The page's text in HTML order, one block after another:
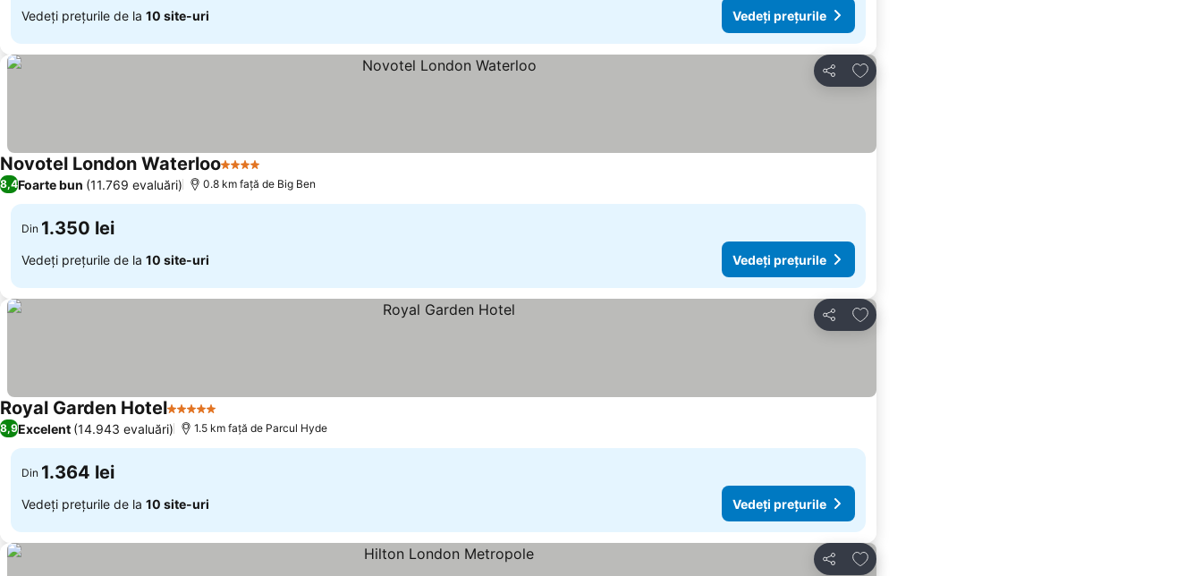
Vedeți prețurile de la 10 site-uri Vedeți prețurile
Distribuiți
Adăugaţi la favorite
Novotel London Waterloo4 Stele
8,4Foarte bun (11.769 evaluări) 0.8 km faţă de Big Ben
Din 1.350 lei
Vedeți prețurile de la 10 site-uri Vedeți prețurile
Distribuiți
Adăugaţi la favorite
Royal Garden Hotel5 Stele
8,9Excelent (14.943 evaluări) 1.5 km faţă de Parcul Hyde
Din 1.364 lei
Vedeți prețurile de la 10 site-uri Vedeți prețurile
Distribuiți
Adăugaţi la favorite